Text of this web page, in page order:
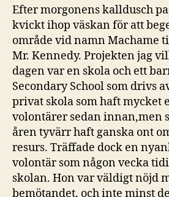
Efter morgonens kalldusch
kvickt ihop väskan för att
område vid namn Machame
Mr. Kennedy. Projekten jag
dagen var en skola och ett
Secondary School som drivs
privat skola som haft mycket
volontärer sedan innan,men
åren tyvärr haft ganska ont
resurs. Träffade dock en
volontär som någon vecka
skolan. Hon var väldigt nöjd
bemötandet, och inte minst